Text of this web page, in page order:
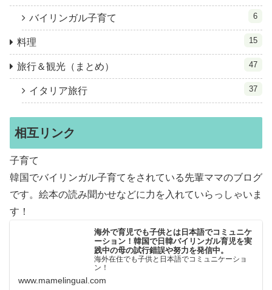
バイリンガル子育て 6
料理 15
旅行＆観光（まとめ） 47
イタリア旅行 37
相互リンク
子育て
韓国でバイリンガル子育てをされている先輩ママのブログ
です。絵本の読み聞かせなどに力を入れていらっしゃいま
す！
海外で育児でも子供とは日本語でコミュニケ
ーション！韓国で日韓バイリンガル育児を実
践中の母の試行錯誤や努力を発信中。
海外在住でも子供と日本語でコミュニケーショ
ン！
www.mamelingual.com